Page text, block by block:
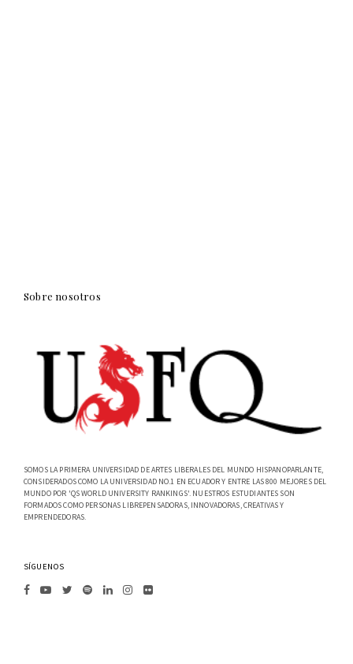
Sobre nosotros
SOMOS LA PRIMERA UNIVERSIDAD DE ARTES LIBERALES DEL MUNDO HISPANOPARLANTE,
CONSIDERADOS COMO LA UNIVERSIDAD NO.1 EN ECUADOR Y ENTRE LAS 800 MEJORES DEL
MUNDO POR 'QS WORLD UNIVERSITY RANKINGS'. NUESTROS ESTUDIANTES SON
FORMADOS COMO PERSONAS LIBREPENSADORAS, INNOVADORAS, CREATIVAS Y
EMPRENDEDORAS.
SÍGUENOS